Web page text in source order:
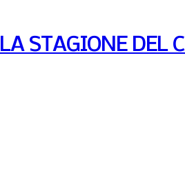
LA STAGIONE DEL